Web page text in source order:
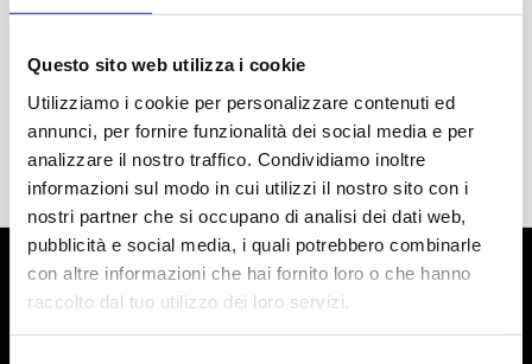
Questo sito web utilizza i cookie
Utilizziamo i cookie per personalizzare contenuti ed
annunci, per fornire funzionalità dei social media e per
analizzare il nostro traffico. Condividiamo inoltre
informazioni sul modo in cui utilizzi il nostro sito con i
nostri partner che si occupano di analisi dei dati web,
pubblicità e social media, i quali potrebbero combinarle
con altre informazioni che hai fornito loro o che hanno
raccolto dal tuo utilizzo dei loro servizi.